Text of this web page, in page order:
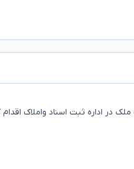
در اداره ثبت اسناد واملاک